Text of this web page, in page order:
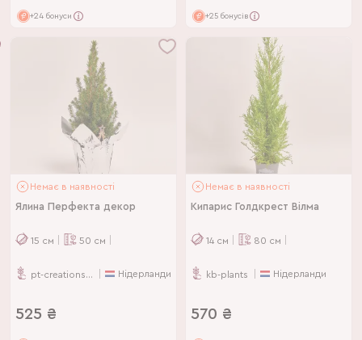
+24 бонуси +25 бонусів
Немає в наявності
Ялина Перфекта декор
15 см 50 см
pt-creations-bv Нідерланди
525 ₴
Немає в наявності
Кипарис Голдкрест Вілма
14 см 80 см
kb-plants Нідерланди
570 ₴